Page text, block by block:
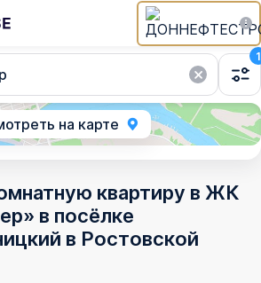
1
на карте
квартиру в ЖК
в посёлке
в Ростовской